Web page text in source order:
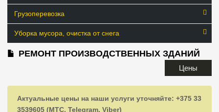
Грузоперевозка
Уборка мусора, очистка от снега
РЕМОНТ ПРОИЗВОДСТВЕННЫХ ЗДАНИЙ
Цены
Актуальные цены на наши услуги уточняйте: +375 33
3539605 (МТС, Telegram, Viber)